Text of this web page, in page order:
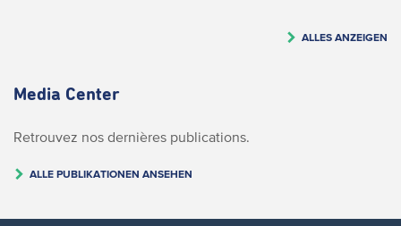
ALLES ANZEIGEN
Media Center
Retrouvez nos dernières publications.
ALLE PUBLIKATIONEN ANSEHEN